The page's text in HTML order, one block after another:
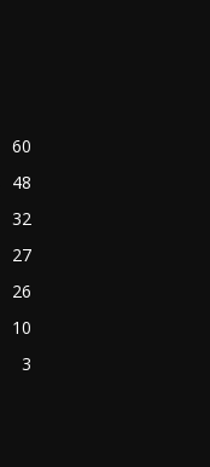
60
48
32
27
26
10
3